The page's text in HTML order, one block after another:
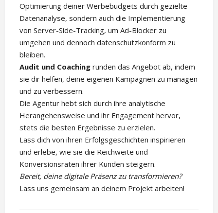
Optimierung deiner Werbebudgets durch gezielte
Datenanalyse, sondern auch die Implementierung
von Server-Side-Tracking, um Ad-Blocker zu
umgehen und dennoch datenschutzkonform zu
bleiben.
Audit und Coaching runden das Angebot ab, indem
sie dir helfen, deine eigenen Kampagnen zu managen
und zu verbessern.
Die Agentur hebt sich durch ihre analytische
Herangehensweise und ihr Engagement hervor,
stets die besten Ergebnisse zu erzielen.
Lass dich von ihren Erfolgsgeschichten inspirieren
und erlebe, wie sie die Reichweite und
Konversionsraten ihrer Kunden steigern.
Bereit, deine digitale Präsenz zu transformieren?
Lass uns gemeinsam an deinem Projekt arbeiten!